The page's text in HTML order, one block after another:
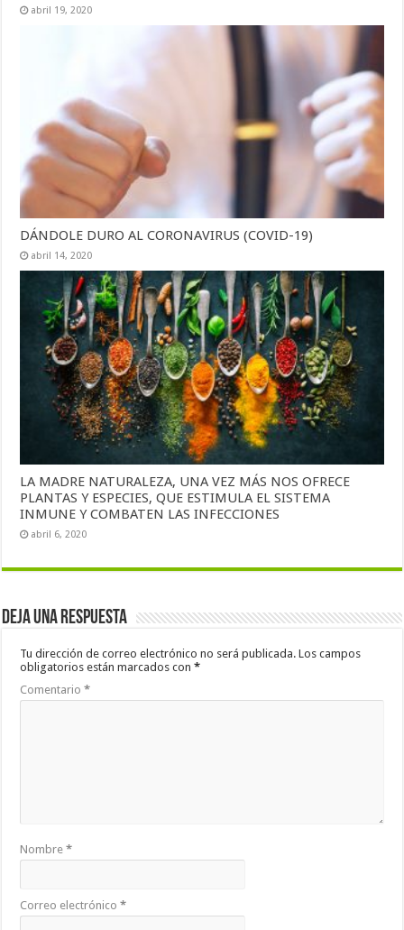
abril 19, 2020
DÁNDOLE DURO AL CORONAVIRUS (COVID-19)
abril 14, 2020
LA MADRE NATURALEZA, UNA VEZ MÁS NOS OFRECE
PLANTAS Y ESPECIES, QUE ESTIMULA EL SISTEMA
INMUNE Y COMBATEN LAS INFECCIONES
abril 6, 2020
Deja una respuesta
Tu dirección de correo electrónico no será publicada. Los campos
obligatorios están marcados con*
Comentario*
Nombre*
Correo electrónico*